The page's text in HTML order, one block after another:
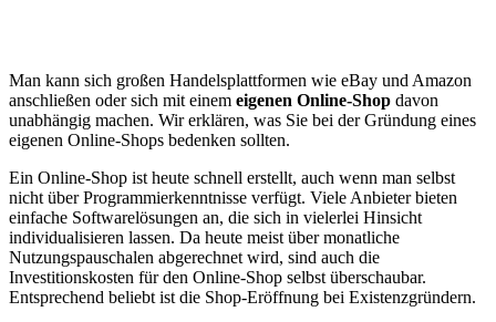
Man kann sich großen Handelsplattformen wie eBay und Amazon
anschließen oder sich mit einem eigenen Online-Shop davon
unabhängig machen. Wir erklären, was Sie bei der Gründung eines
eigenen Online-Shops bedenken sollten.
Ein Online-Shop ist heute schnell erstellt, auch wenn man selbst
nicht über Programmierkenntnisse verfügt. Viele Anbieter bieten
einfache Softwarelösungen an, die sich in vielerlei Hinsicht
individualisieren lassen. Da heute meist über monatliche
Nutzungspauschalen abgerechnet wird, sind auch die
Investitionskosten für den Online-Shop selbst überschaubar.
Entsprechend beliebt ist die Shop-Eröffnung bei Existenzgründern.